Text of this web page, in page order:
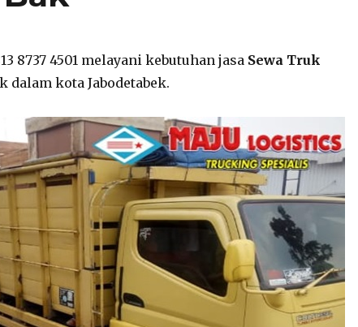
8737 4501 melayani kebutuhan jasa Sewa Truk
dalam kota Jabodetabek.